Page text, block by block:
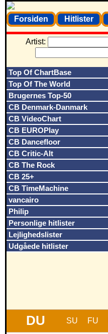
Forsiden Hitlister
Artist:
Top Of ChartBase
Top Of The World
Brugernes Top-50
CB Denmark-Danmark
CB VideoChart
CB EUROPlay
CB Dancefloor
CB Critic-Alt
CB The Rock
CB 25+
CB TimeMachine
vancairo
Philip
Personlige hitlister
Lejlighedslister
Udgåede hitlister
DU SU FU